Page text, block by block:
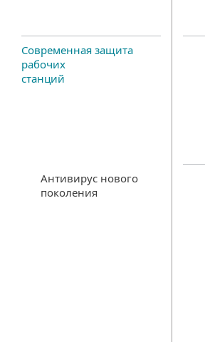
Современная защита
рабочих
станций
Антивирус нового
поколения